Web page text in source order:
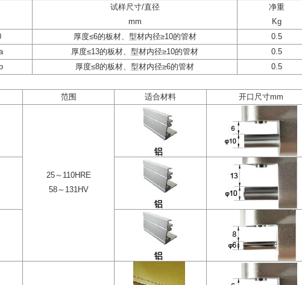
试样尺寸/直径
mm
净重
Kg
厚度≤6的板材、型材内径≥10的管材 0.5
厚度≤13的板材、型材内径≥10的管材 0.5
厚度≤8的板材、型材内径≥6的管材 0.5
范围 适合材料 开口尺寸mm
25～110HRE
58～131HV